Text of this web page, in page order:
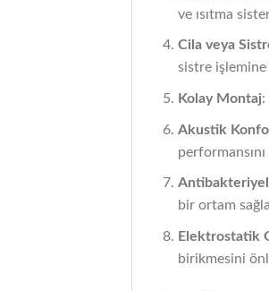
ve ısıtma
Cila veya
sistre
Kolay Montaj:
Akustik
performansını
bir ortam
Elektrostatik
birikmesini